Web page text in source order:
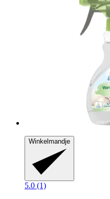
Winkelmandje
5.0 (1)